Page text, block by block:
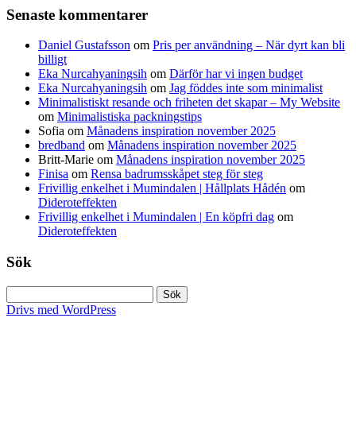
Senaste kommentarer
Daniel Gustafsson om Pris per användning – När dyrt kan bli
billigt
Eka Nurcahyaningsih om Därför har vi ingen budget
Eka Nurcahyaningsih om Jag föddes inte som minimalist
Minimalistiskt resande och friheten det skapar – My Website
om Minimalistiska packningstips
Sofia om Månadens inspiration november 2025
bredband om Månadens inspiration november 2025
Britt-Marie om Månadens inspiration november 2025
Finisa om Rensa badrumsskåpet steg för steg
Frivillig enkelhet i Mumindalen | Hållplats Hådén om
Dideroteffekten
Frivillig enkelhet i Mumindalen | En köpfri dag om
Dideroteffekten
Sök
efter:
Drivs med WordPress